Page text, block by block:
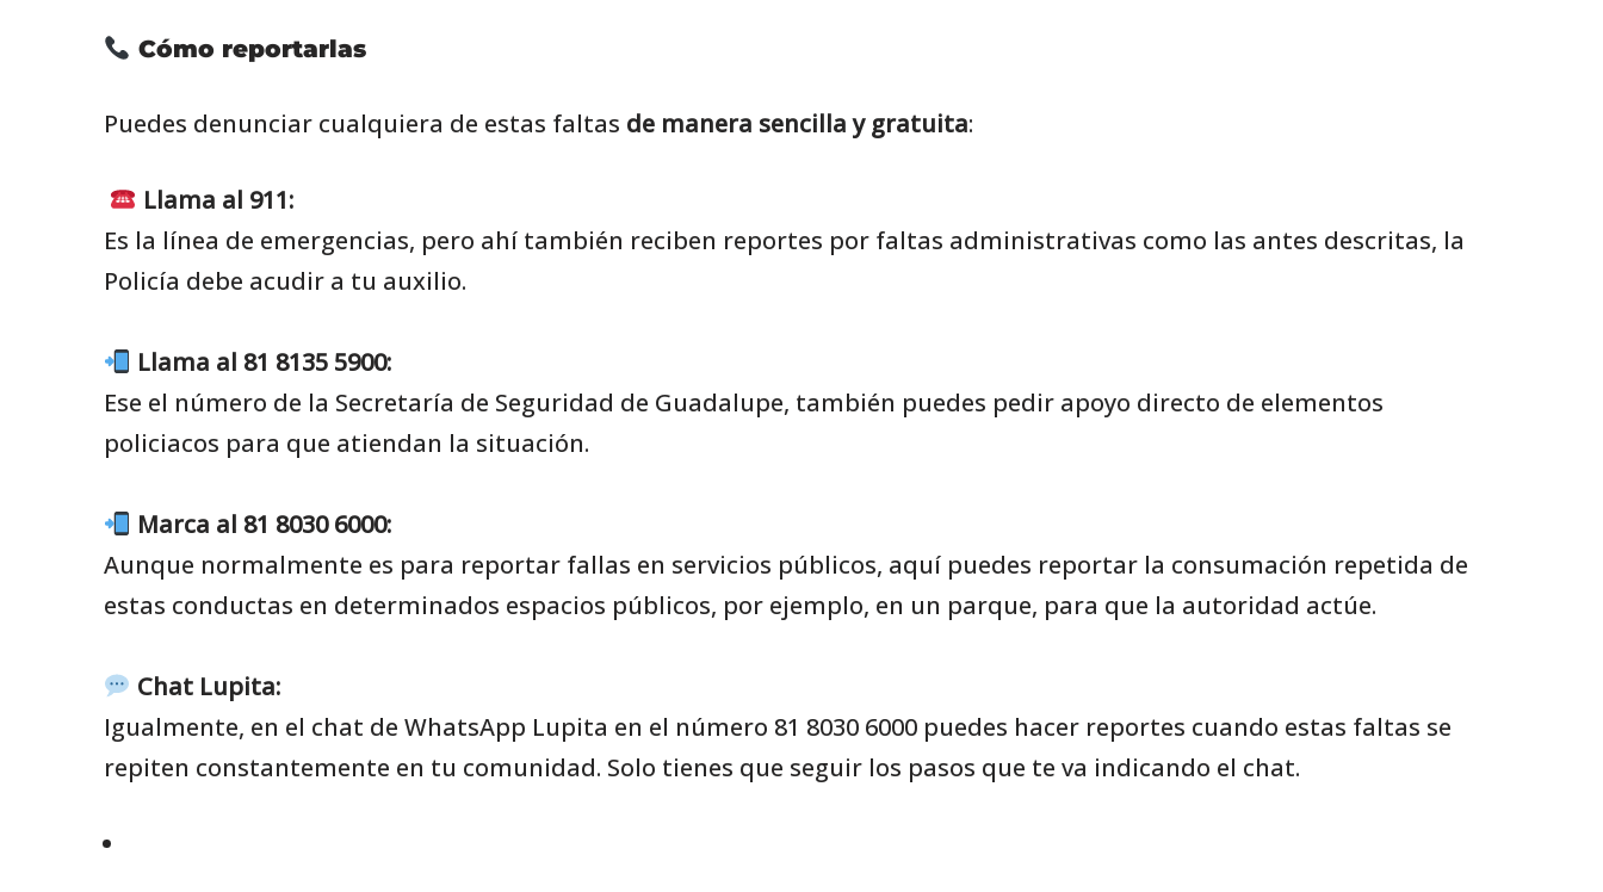
Cómo reportarlas
Puedes denunciar cualquiera de estas faltas de manera sencilla y gratuita:
Llama al 911:
Es la línea de emergencias, pero ahí también reciben reportes por faltas administrativas como las antes descritas, la
Policía debe acudir a tu auxilio.
Llama al 81 8135 5900:
Ese el número de la Secretaría de Seguridad de Guadalupe, también puedes pedir apoyo directo de elementos
policiacos para que atiendan la situación.
Marca al 81 8030 6000:
Aunque normalmente es para reportar fallas en servicios públicos, aquí puedes reportar la consumación repetida de
estas conductas en determinados espacios públicos, por ejemplo, en un parque, para que la autoridad actúe.
Chat Lupita:
Igualmente, en el chat de WhatsApp Lupita en el número 81 8030 6000 puedes hacer reportes cuando estas faltas se
repiten constantemente en tu comunidad. Solo tienes que seguir los pasos que te va indicando el chat.